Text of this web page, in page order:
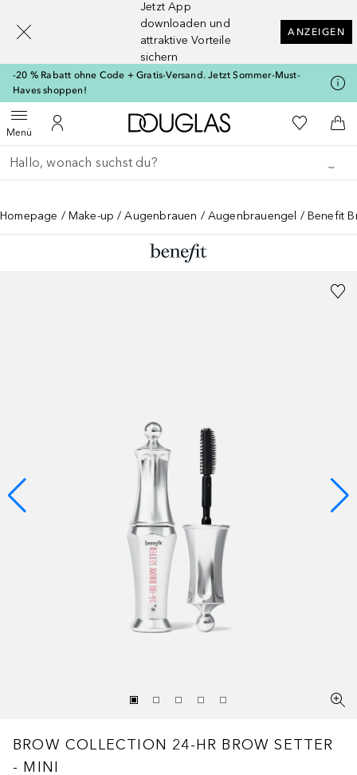
Jetzt App
downloaden und
attraktive Vorteile
sichern
ANZEIGEN
-20 % Rabatt ohne Code + Gratis-Versand. Jetzt Sommer-Must-
Haves shoppen!
MenüMenü öffnenZu Meinem Kundenkonto
Zur Douglas Startseite
Zu Meiner
Gehe zurück
Suche ausführen
Homepage Make-up Augenbrauen Augenbrauengel Benefit
BROW COLLECTION 24-HR BROW SETTER
- MINI
[navigation.slideout.screenreader]